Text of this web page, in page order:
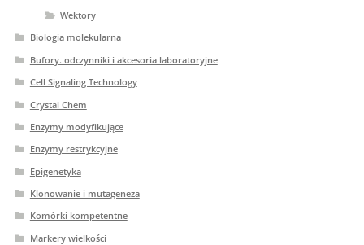
Wektory
Biologia molekularna
Bufory. odczynniki i akcesoria laboratoryjne
Cell Signaling Technology
Crystal Chem
Enzymy modyfikujące
Enzymy restrykcyjne
Epigenetyka
Klonowanie i mutageneza
Komórki kompetentne
Markery wielkości